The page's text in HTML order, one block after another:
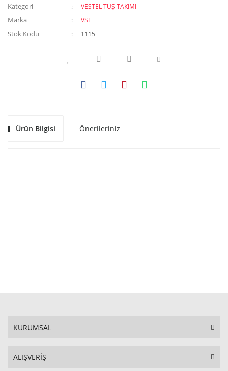
Kategori VESTEL TUŞ TAKIMI
Marka VST
Stok Kodu 1115
Ürün Bilgisi Önerileriniz
KURUMSAL
ALIŞVERİŞ